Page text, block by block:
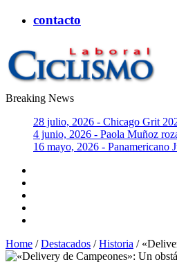
contacto
CiclismoLaboral
Breaking News
28 julio, 2026 - Chicago Grit
4 junio, 2026 - Paola Muñoz
16 mayo, 2026 - Panamericano
Home /Destacados /Historia /